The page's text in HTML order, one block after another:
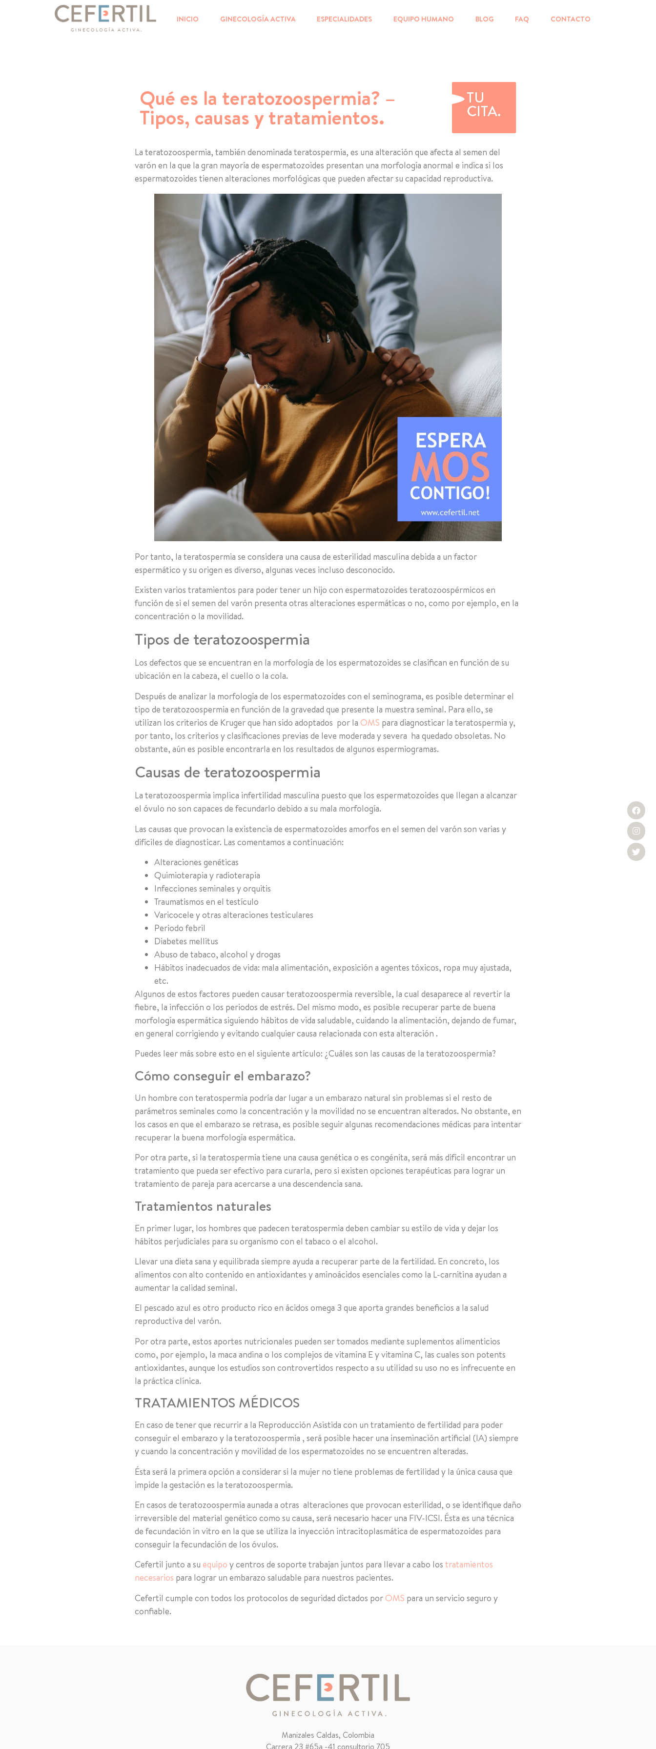
INICIO GINECOLOGÍA ACTIVA ESPECIALIDADES EQUIPO HUMANO BLOG FAQ CONTACTO
Qué es la teratozoospermia? –
Tipos, causas y tratamientos.
La teratozoospermia, también denominada teratospermia, es una alteración que afecta al semen del
varón en la que la gran mayoría de espermatozoides presentan una morfología anormal e indica si los
espermatozoides tienen alteraciones morfológicas que pueden afectar su capacidad reproductiva.
Por tanto, la teratospermia se considera una causa de esterilidad masculina debida a un factor
espermático y su origen es diverso, algunas veces incluso desconocido.
Existen varios tratamientos para poder tener un hijo con espermatozoides teratozoospérmicos en
función de si el semen del varón presenta otras alteraciones espermáticas o no, como por ejemplo, en la
concentración o la movilidad.
Tipos de teratozoospermia
Los defectos que se encuentran en la morfología de los espermatozoides se clasifican en función de su
ubicación en la cabeza, el cuello o la cola.
Después de analizar la morfología de los espermatozoides con el seminograma, es posible determinar el
tipo de teratozoospermia en función de la gravedad que presente la muestra seminal. Para ello, se
utilizan los criterios de Kruger que han sido adoptados por la OMS para diagnosticar la teratospermia y,
por tanto, los criterios y clasificaciones previas de leve moderada y severa ha quedado obsoletas. No
obstante, aún es posible encontrarla en los resultados de algunos espermiogramas.
Causas de teratozoospermia
La teratozoospermia implica infertilidad masculina puesto que los espermatozoides que llegan a alcanzar
el óvulo no son capaces de fecundarlo debido a su mala morfología.
Las causas que provocan la existencia de espermatozoides amorfos en el semen del varón son varias y
difíciles de diagnosticar. Las comentamos a continuación:
Alteraciones genéticas
Quimioterapia y radioterapia
Infecciones seminales y orquitis
Traumatismos en el testículo
Varicocele y otras alteraciones testiculares
Periodo febril
Diabetes mellitus
Abuso de tabaco, alcohol y drogas
Hábitos inadecuados de vida: mala alimentación, exposición a agentes tóxicos, ropa muy ajustada,
etc.
Algunos de estos factores pueden causar teratozoospermia reversible, la cual desaparece al revertir la
fiebre, la infección o los periodos de estrés. Del mismo modo, es posible recuperar parte de buena
morfología espermática siguiendo hábitos de vida saludable, cuidando la alimentación, dejando de fumar,
en general corrigiendo y evitando cualquier causa relacionada con esta alteración .
Puedes leer más sobre esto en el siguiente artículo: ¿Cuáles son las causas de la teratozoospermia?
Cómo conseguir el embarazo?
Un hombre con teratospermia podría dar lugar a un embarazo natural sin problemas si el resto de
parámetros seminales como la concentración y la movilidad no se encuentran alterados. No obstante, en
los casos en que el embarazo se retrasa, es posible seguir algunas recomendaciones médicas para intentar
recuperar la buena morfología espermática.
Por otra parte, si la teratospermia tiene una causa genética o es congénita, será más difícil encontrar un
tratamiento que pueda ser efectivo para curarla, pero si existen opciones terapéuticas para lograr un
tratamiento de pareja para acercarse a una descendencia sana.
Tratamientos naturales
En primer lugar, los hombres que padecen teratospermia deben cambiar su estilo de vida y dejar los
hábitos perjudiciales para su organismo con el tabaco o el alcohol.
Llevar una dieta sana y equilibrada siempre ayuda a recuperar parte de la fertilidad. En concreto, los
alimentos con alto contenido en antioxidantes y aminoácidos esenciales como la L-carnitina ayudan a
aumentar la calidad seminal.
El pescado azul es otro producto rico en ácidos omega 3 que aporta grandes beneficios a la salud
reproductiva del varón.
Por otra parte, estos aportes nutricionales pueden ser tomados mediante suplementos alimenticios
como, por ejemplo, la maca andina o los complejos de vitamina E y vitamina C, las cuales son potents
antioxidantes, aunque los estudios son controvertidos respecto a su utilidad su uso no es infrecuente en
la práctica clínica.
TRATAMIENTOS MÉDICOS
En caso de tener que recurrir a la Reproducción Asistida con un tratamiento de fertilidad para poder
conseguir el embarazo y la teratozoospermia , será posible hacer una inseminación artificial (IA) siempre
y cuando la concentración y movilidad de los espermatozoides no se encuentren alteradas.
Ésta será la primera opción a considerar si la mujer no tiene problemas de fertilidad y la única causa que
impide la gestación es la teratozoospermia.
En casos de teratozoospermia aunada a otras alteraciones que provocan esterilidad, o se identifique daño
irreversible del material genético como su causa, será necesario hacer una FIV-ICSI. Ésta es una técnica
de fecundación in vitro en la que se utiliza la inyección intracitoplasmática de espermatozoides para
conseguir la fecundación de los óvulos.
Cefertil junto a su equipo y centros de soporte trabajan juntos para llevar a cabo los tratamientos
necesarios para lograr un embarazo saludable para nuestros pacientes.
Cefertil cumple con todos los protocolos de seguridad dictados porOMS para un servicio seguro y
confiable.
Manizales Caldas, Colombia
Carrera 23 #65a -41 consultorio 705